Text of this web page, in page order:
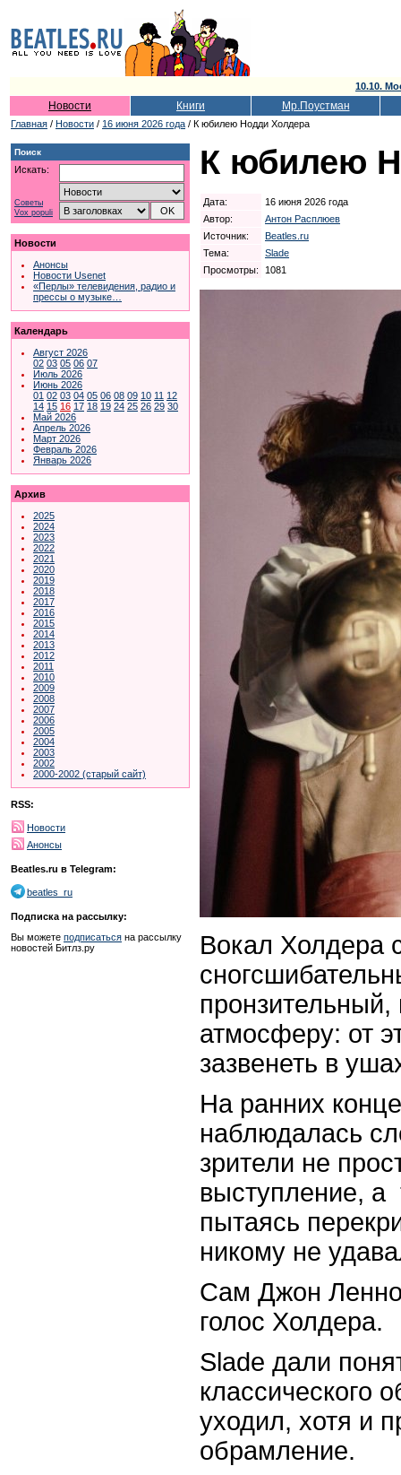
10.10.
Новости Книги Мр.Поустман
Главная / Новости / 16 июня 2026 года / К юбилею Нодди Холдера
Поиск
Искать:
Советы
Vox populi
Новости
Анонсы
Новости Usenet
«Перлы» телевидения, радио и
прессы о музыке…
Календарь
Август 2026
02 03 05 06 07
Июль 2026
Июнь 2026
01 02 03 04 05 06 08 09 10 11 12
14 15 16 17 18 19 24 25 26 29 30
Май 2026
Апрель 2026
Март 2026
Февраль 2026
Январь 2026
Архив
2025
2024
2023
2022
2021
2020
2019
2018
2017
2016
2015
2014
2013
2012
2011
2010
2009
2008
2007
2006
2005
2004
2003
2002
2000-2002 (старый сайт)
RSS:
Новости
Анонсы
Beatles.ru в Telegram:
beatles_ru
Подписка на рассылку:
Вы можете подписаться на рассылку
новостей Битлз.ру
К юбилею
Дата:
16 июня 2026 года
Автор:
Антон Расплюев
Источник:
Beatles.ru
Тема:
Slade
Просмотры:
1081
Вокал Холдера
атмосферу: от
зазвенеть в
На ранних
наблюдалась
зрители не
выступление, а
пытаясь
никому не
Сам Джон
голос Холдера.
Slade дали
классического
уходил, хотя и
обрамление.